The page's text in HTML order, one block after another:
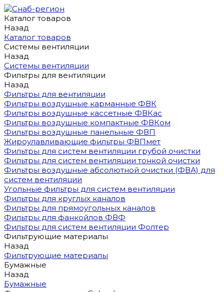
Каталог товаров
Назад
Каталог товаров
Системы вентиляции
Назад
Системы вентиляции
Фильтры для вентиляции
Назад
Фильтры для вентиляции
Фильтры воздушные карманные ФВК
Фильтры воздушные кассетные ФВКас
Фильтры воздушные компактные ФВКом
Фильтры воздушные панельные ФВП
Жироулавливающие фильтры ФВПмет
Фильтры для систем вентиляции грубой очистки
Фильтры для систем вентиляции тонкой очистки
Фильтры воздушные абсолютной очистки (ФВА) для
систем вентиляции
Угольные фильтры для систем вентиляции
Фильтры для круглых каналов
Фильтры для прямоугольных каналов
Фильтры для фанкойлов ФВФ
Фильтры для систем вентиляции Фолтер
Фильтрующие материалы
Назад
Фильтрующие материалы
Бумажные
Назад
Бумажные